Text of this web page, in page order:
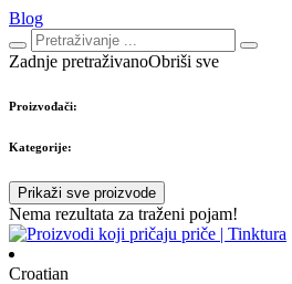
Blog
Zadnje pretraživanoObriši sve
Proizvođači:
Kategorije:
Prikaži sve proizvode
Nema rezultata za traženi pojam!
Croatian